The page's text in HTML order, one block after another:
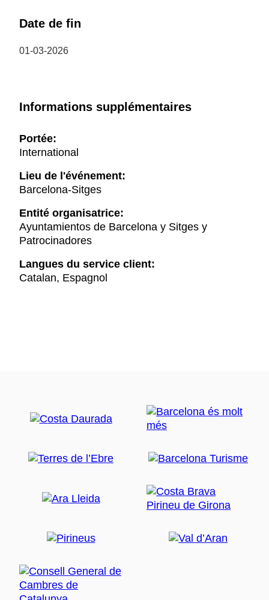
Date de fin
01-03-2026
Informations supplémentaires
Portée:
International
Lieu de l'événement:
Barcelona-Sitges
Entité organisatrice:
Ayuntamientos de Barcelona y Sitges y
Patrocinadores
Langues du service client:
Catalan, Espagnol